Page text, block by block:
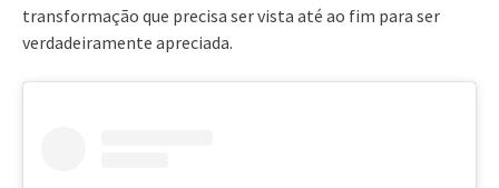
transformação que precisa ser vista até ao fim para ser
verdadeiramente apreciada.